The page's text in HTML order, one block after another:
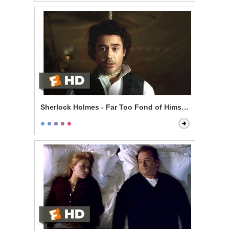
Sherlock Holmes - Far Too Fond of Himself Scene